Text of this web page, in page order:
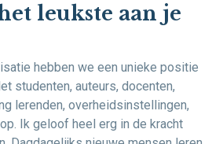
leukste aan je
hebben we een unieke positie
studenten, auteurs, docenten,
lerenden, overheidsinstellingen,
Ik geloof heel erg in de kracht